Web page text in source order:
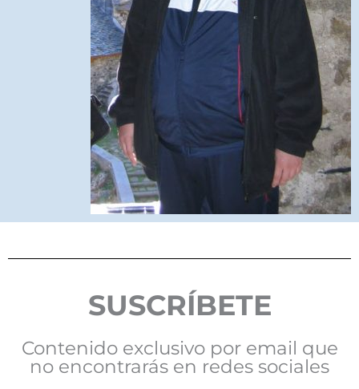
SUSCRÍBETE
Contenido exclusivo por email que
no encontrarás en redes sociales